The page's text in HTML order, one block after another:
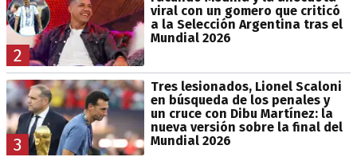
2
viral con un gomero que criticó
a la Selección Argentina tras el
Mundial 2026
3
Tres lesionados, Lionel Scaloni
en búsqueda de los penales y
un cruce con Dibu Martínez: la
nueva versión sobre la final del
Mundial 2026